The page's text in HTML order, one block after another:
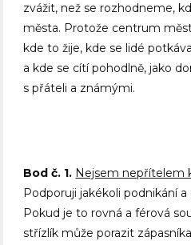
zvážit, než se rozhodneme,
města. Protože centrum
kde to žije, kde se lidé
a kde se cítí pohodlně, jako
s přáteli a známými.
Bod č. 1. Nejsem nepřítelem
Podporuji jakékoli podnikání
Pokud je to rovná a férová
střízlík může porazit